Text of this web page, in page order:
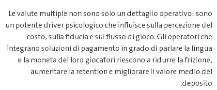
Le valute multiple non sono solo un dettaglio operativo: sono
un potente driver psicologico che influisce sulla percezione del
costo, sulla fiducia e sul flusso di gioco. Gli operatori che
integrano soluzioni di pagamento in grado di parlare la lingua
e la moneta dei loro giocatori riescono a ridurre la frizione,
aumentare la retention e migliorare il valore medio del
deposito.